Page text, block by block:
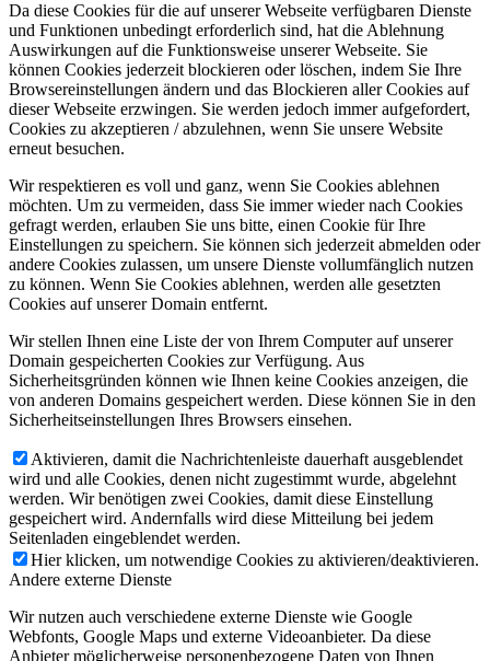
Da diese Cookies für die auf unserer Webseite verfügbaren Dienste
und Funktionen unbedingt erforderlich sind, hat die Ablehnung
Auswirkungen auf die Funktionsweise unserer Webseite. Sie
können Cookies jederzeit blockieren oder löschen, indem Sie Ihre
Browsereinstellungen ändern und das Blockieren aller Cookies auf
dieser Webseite erzwingen. Sie werden jedoch immer aufgefordert,
Cookies zu akzeptieren / abzulehnen, wenn Sie unsere Website
erneut besuchen.
Wir respektieren es voll und ganz, wenn Sie Cookies ablehnen
möchten. Um zu vermeiden, dass Sie immer wieder nach Cookies
gefragt werden, erlauben Sie uns bitte, einen Cookie für Ihre
Einstellungen zu speichern. Sie können sich jederzeit abmelden oder
andere Cookies zulassen, um unsere Dienste vollumfänglich nutzen
zu können. Wenn Sie Cookies ablehnen, werden alle gesetzten
Cookies auf unserer Domain entfernt.
Wir stellen Ihnen eine Liste der von Ihrem Computer auf unserer
Domain gespeicherten Cookies zur Verfügung. Aus
Sicherheitsgründen können wie Ihnen keine Cookies anzeigen, die
von anderen Domains gespeichert werden. Diese können Sie in den
Sicherheitseinstellungen Ihres Browsers einsehen.
Aktivieren, damit die Nachrichtenleiste dauerhaft ausgeblendet
wird und alle Cookies, denen nicht zugestimmt wurde, abgelehnt
werden. Wir benötigen zwei Cookies, damit diese Einstellung
gespeichert wird. Andernfalls wird diese Mitteilung bei jedem
Seitenladen eingeblendet werden.
Hier klicken, um notwendige Cookies zu aktivieren/deaktivieren.
Andere externe Dienste
Wir nutzen auch verschiedene externe Dienste wie Google
Webfonts, Google Maps und externe Videoanbieter. Da diese
Anbieter möglicherweise personenbezogene Daten von Ihnen